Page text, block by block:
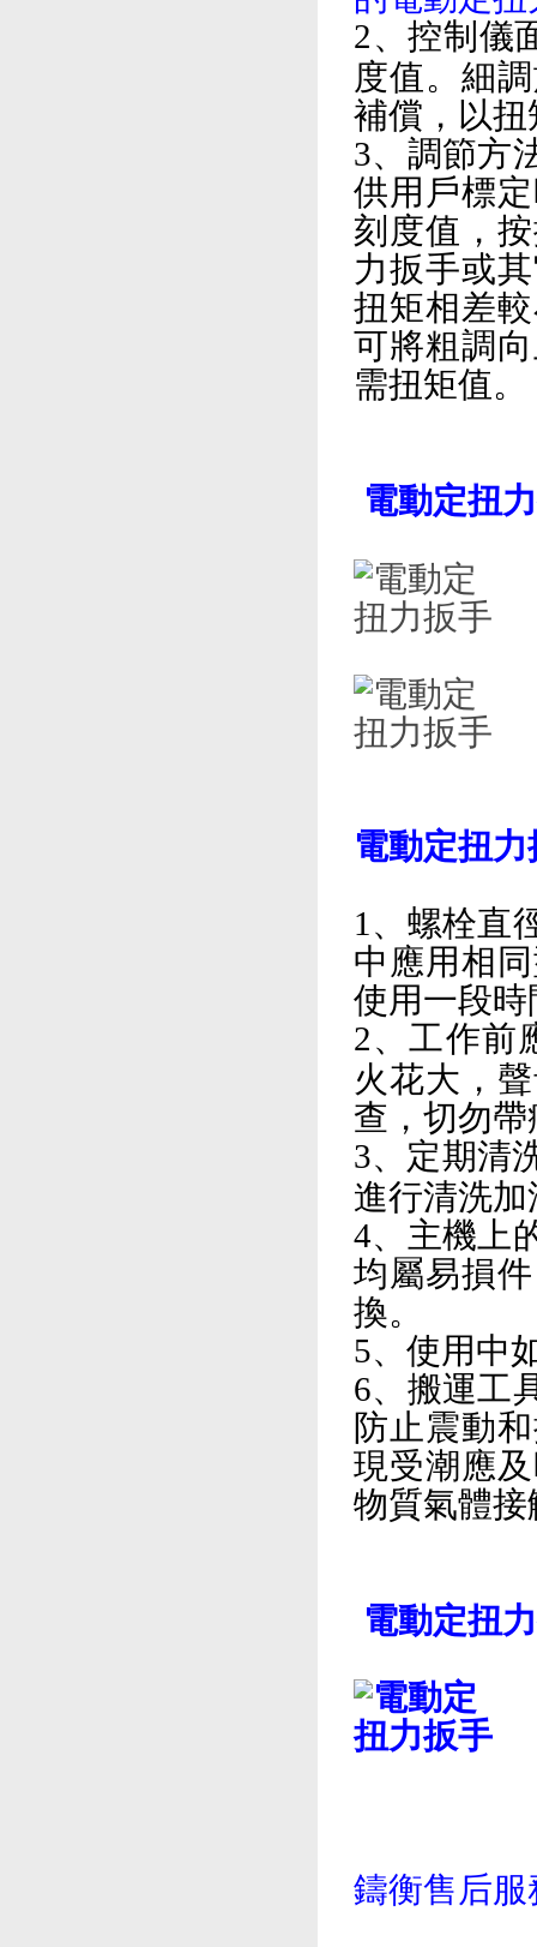
2、控制儀
度值。細
補償，以
3、調節方
供用戶標
刻度值，
力扳手或
扭矩相差
可將粗調
需扭矩值。
電動定扭
電動定扭
1、螺栓直
中應用相
使用一段
2、工作前
火花大，
查，切勿
3、定期清
進行清洗
4、主機上
均屬易損
換。
5、使用中
6、搬運工
防止震動
現受潮應
物質氣體
電動定扭
鑄衡售后服